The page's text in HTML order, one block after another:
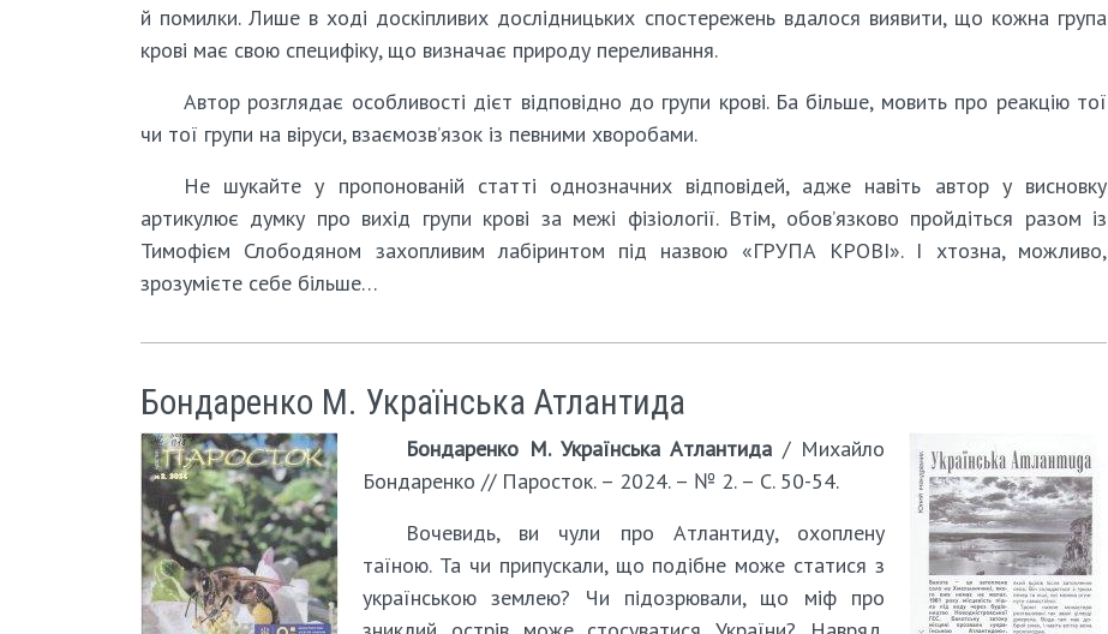
й помилки. Лише в ході доскіпливих дослідницьких спостережень вдалося виявити, що кожна група
крові має свою специфіку, що визначає природу переливання.
Автор розглядає особливості дієт відповідно до групи крові. Ба більше, мовить про реакцію тої
чи тої групи на віруси, взаємозв’язок із певними хворобами.
Не шукайте у пропонованій статті однозначних відповідей, адже навіть автор у висновку
артикулює думку про вихід групи крові за межі фізіології. Втім, обов’язково пройдіться разом із
Тимофієм Слободяном захопливим лабіринтом під назвою «ГРУПА КРОВІ». І хтозна, можливо,
зрозумієте себе більше…
Бондаренко М. Українська Атлантида
Бондаренко М. Українська Атлантида / Михайло
Бондаренко // Паросток. – 2024. – № 2. – С. 50-54.
Вочевидь, ви чули про Атлантиду, охоплену
таїною. Та чи припускали, що подібне може статися з
українською землею? Чи підозрювали, що міф про